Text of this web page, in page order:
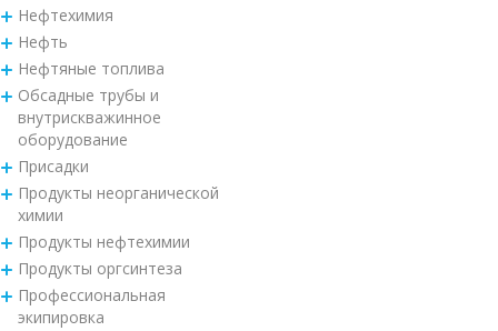
Нефтехимия
Нефть
Нефтяные топлива
Обсадные трубы и
внутрискважинное
оборудование
Присадки
Продукты неорганической
химии
Продукты нефтехимии
Продукты оргсинтеза
Профессиональная
экипировка